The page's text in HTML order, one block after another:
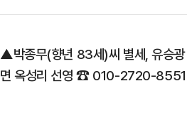
▲박종무(향년 83세)씨 별세, 유승광
면 옥성리 선영 ☎ 010-2720-8551